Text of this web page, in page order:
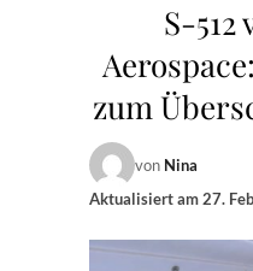
S-512
zum
von Nina
Aktualisiert am27.